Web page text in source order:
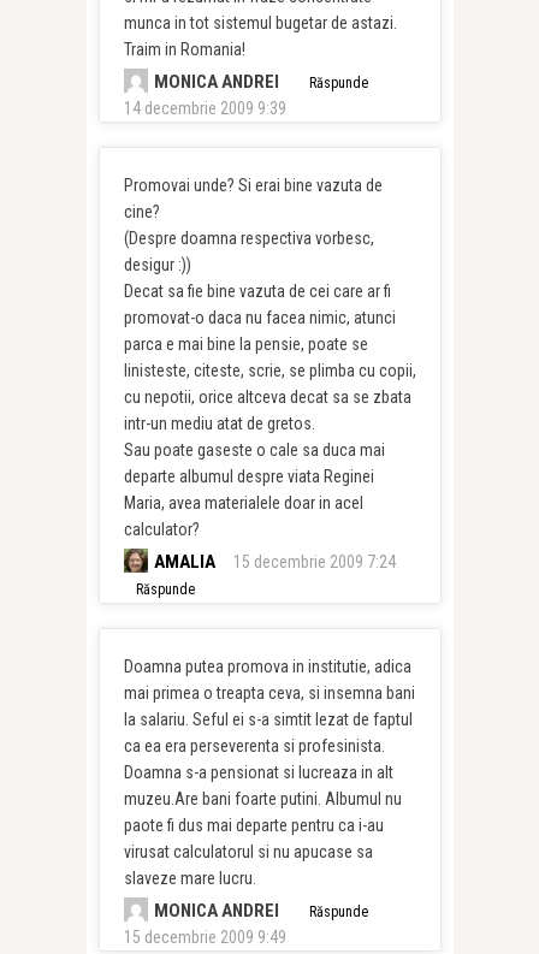
munca in tot sistemul bugetar de astazi.
Traim in Romania!
MONICA ANDREI
14 decembrie 2009 9:39
Răspunde
Promovai unde? Si erai bine vazuta de
cine?
(Despre doamna respectiva vorbesc,
desigur :))
Decat sa fie bine vazuta de cei care ar fi
promovat-o daca nu facea nimic, atunci
parca e mai bine la pensie, poate se
linisteste, citeste, scrie, se plimba cu copii,
cu nepotii, orice altceva decat sa se zbata
intr-un mediu atat de gretos.
Sau poate gaseste o cale sa duca mai
departe albumul despre viata Reginei
Maria, avea materialele doar in acel
calculator?
AMALIA 15 decembrie 2009 7:24
Răspunde
Doamna putea promova in institutie, adica
mai primea o treapta ceva, si insemna bani
la salariu. Seful ei s-a simtit lezat de faptul
ca ea era perseverenta si profesinista.
Doamna s-a pensionat si lucreaza in alt
muzeu.Are bani foarte putini. Albumul nu
paote fi dus mai departe pentru ca i-au
virusat calculatorul si nu apucase sa
slaveze mare lucru.
MONICA ANDREI
15 decembrie 2009 9:49
Răspunde